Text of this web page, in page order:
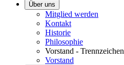
Über uns
Mitglied werden
Kontakt
Historie
Philosophie
Vorstand - Trennzeichen
Vorstand